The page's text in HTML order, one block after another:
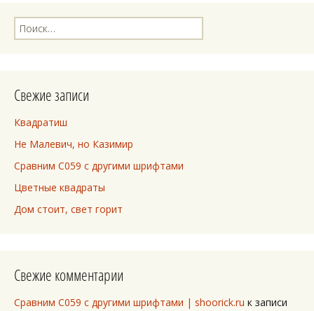
Найти:
Свежие записи
Квадратиш
Не Малевич, но Казимир
Сравним C059 с другими шрифтами
Цветные квадраты
Дом стоит, свет горит
Свежие комментарии
Сравним C059 с другими шрифтами | shoorick.ru к записи